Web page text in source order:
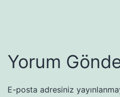
Yorum
E-posta adresiniz